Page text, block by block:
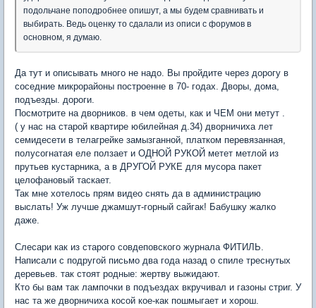
подольчане поподробнее опишут, а мы будем сравнивать и
выбирать. Ведь оценку то сдалали из описи с форумов в
основном, я думаю.
Да тут и описывать много не надо. Вы пройдите через дорогу в
соседние микрорайоны построенне в 70- годах. Дворы, дома,
подъезды. дороги.
Посмотрите на дворников. в чем одеты, как и ЧЕМ они метут .
( у нас на старой квартире юбилейная д.34) дворничиха лет
семидесети в телагрейке замызганной, платком перевязанная,
полусогнатая еле ползает и ОДНОЙ РУКОЙ метет метлой из
прутьев кустарника, а в ДРУГОЙ РУКЕ для мусора пакет
целофановый таскает.
Так мне хотелось прям видео снять да в администрацию
выслать! Уж лучше джамшут-горный сайгак! Бабушку жалко
даже.
Слесари как из старого совдеповского журнала ФИТИЛЬ.
Написали с подругой письмо два года назад о спиле треснутых
деревьев. так стоят родные: жертву выжидают.
Кто бы вам так лампочки в подъездах вкручивал и газоны стриг. У
нас та же дворничиха косой кое-как пошмыгает и хорош.